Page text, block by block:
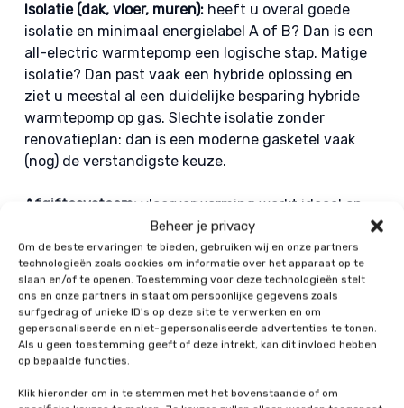
Beheer je privacy
Om de beste ervaringen te bieden, gebruiken wij en onze partners
technologieën zoals cookies om informatie over het apparaat op te
slaan en/of te openen. Toestemming voor deze technologieën stelt
ons en onze partners in staat om persoonlijke gegevens zoals
surfgedrag of unieke ID's op deze site te verwerken en om
gepersonaliseerde en niet-gepersonaliseerde advertenties te tonen.
Als u geen toestemming geeft of deze intrekt, kan dit invloed hebben
op bepaalde functies.
Klik hieronder om in te stemmen met het bovenstaande of om
Isolatie (dak, vloer, muren):heeft u overal goede
isolatie en minimaal energielabel A of B? Dan is een
all-electric warmtepomp een logische stap. Matige
isolatie? Dan past vaak een hybride oplossing en
ziet u meestal al een duidelijke besparing hybride
warmtepomp op gas. Slechte isolatie zonder
renovatieplan: dan is een moderne gasketel vaak
(nog) de verstandigste keuze.
Afgiftesysteem: vloerverwarming werkt ideaal op
lage temperatuur. Heeft u radiatoren, kijk dan naar
lagetemperatuurradiatoren of of uw huidige
radiatoren voldoende zijn bij lagere
watertemperaturen.
Buitenruimte en geluid:voor een buitenunit heeft u
plek nodig met vrije luchtstroom, en u houdt